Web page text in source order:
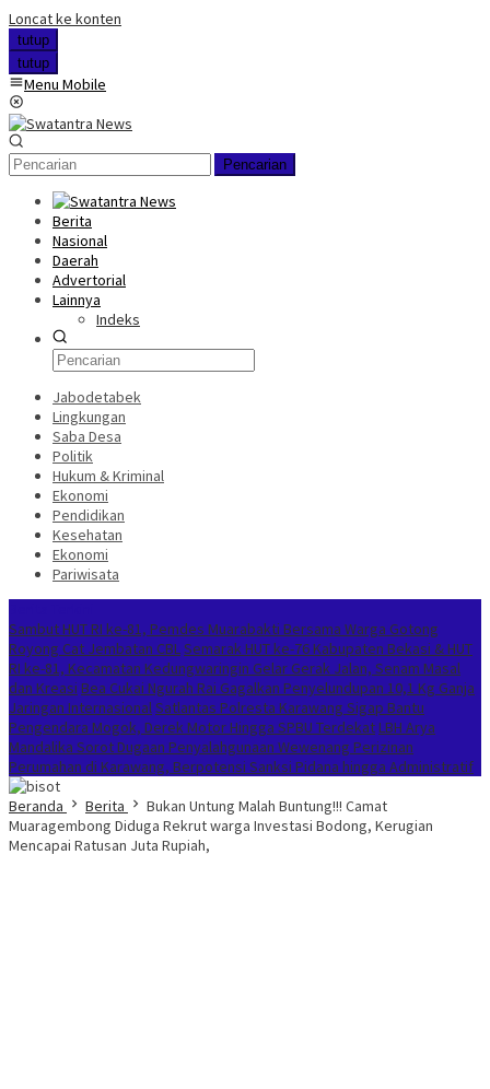
Loncat ke konten
tutup
tutup
Menu Mobile
Pencarian
Berita
Nasional
Daerah
Advertorial
Lainnya
Indeks
Jabodetabek
Lingkungan
Saba Desa
Politik
Hukum & Kriminal
Ekonomi
Pendidikan
Kesehatan
Ekonomi
Pariwisata
Sambut HUT RI ke-81, Pemdes Muarabakti Bersama Warga Gotong
Royong Cat Jembatan CBLSemarak HUT ke-76 Kabupaten Bekasi & HUT
RI ke-81, Kecamatan Kedungwaringin Gelar Gerak Jalan, Senam Masal
dan Kreasi Bea Cukai Ngurah Rai Gagalkan Penyelundupan 10,1 Kg Ganja
Jaringan InternasionalSatlantas Polresta Karawang Sigap Bantu
Pengendara Mogok, Derek Motor Hingga SPBU Terdekat LBH Arya
Mandalika Sorot Dugaan Penyalahgunaan Wewenang Perizinan
Perumahan di Karawang, Berpotensi Sanksi Pidana hingga Administratif
Beranda
Berita
Bukan Untung Malah Buntung!!! Camat
Muaragembong Diduga Rekrut warga Investasi Bodong, Kerugian
Mencapai Ratusan Juta Rupiah,